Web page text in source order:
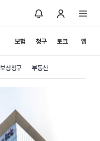
보험 청구 토크 앱
보상청구 부동산